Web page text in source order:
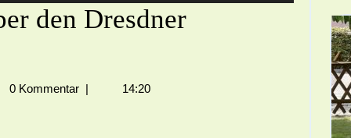
den Dresdner
0 Kommentar | 14:20